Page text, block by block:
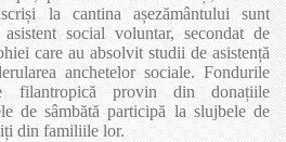
la cantina așezământului sunt
social voluntar, secondat de
care au absolvit studii de asistență
anchetelor sociale. Fondurile
filantropică provin din donațiile
de sâmbătă participă la slujbele de
din familiile lor.